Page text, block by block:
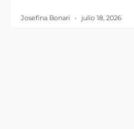
Josefina Bonari julio 18, 2026